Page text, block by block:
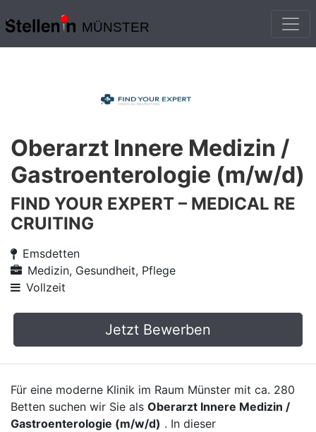
MÜNSTER
Oberarzt Innere Medizin /
Gastroenterologie (m/w/d)
FIND YOUR EXPERT – MEDICAL RE
CRUITING
Emsdetten
Medizin, Gesundheit, Pflege
Vollzeit
Jetzt Bewerben
Für eine moderne Klinik im Raum Münster mit ca. 280
Betten suchen wir Sie als Oberarzt Innere Medizin /
Gastroenterologie (m/w/d) . In dieser